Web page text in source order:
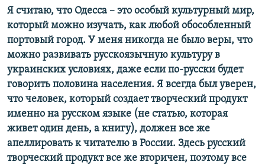
Я считаю, что Одесса – это особый культурный мир,
который можно изучать, как любой обособленный
портовый город. У меня никогда не было веры, что
можно развивать русскоязычную культуру в
украинских условиях, даже если по-русски будет
говорить половина населения. Я всегда был уверен,
что человек, который создает творческий продукт
именно на русском языке (не статью, которая
живет один день, а книгу), должен все же
апеллировать к читателю в России. Здесь русский
творческий продукт все же вторичен, поэтому все